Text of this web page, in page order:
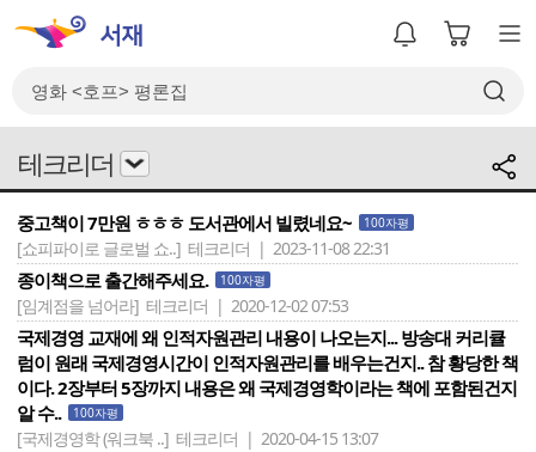
테크리더
중고책이 7만원 ㅎㅎㅎ 도서관에서 빌렸네요~ 100자평
[쇼피파이로 글로벌 쇼..] 테크리더 | 2023-11-08 22:31
종이책으로 출간해주세요. 100자평
[임계점을 넘어라] 테크리더 | 2020-12-02 07:53
국제경영 교재에 왜 인적자원관리 내용이 나오는지... 방송대 커리큘
럼이 원래 국제경영시간이 인적자원관리를 배우는건지.. 참 황당한 책
이다. 2장부터 5장까지 내용은 왜 국제경영학이라는 책에 포함된건지
알 수..
100자평
[국제경영학 (워크북 ..] 테크리더 | 2020-04-15 13:07